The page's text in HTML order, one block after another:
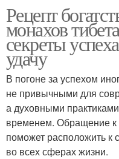
Рецепт
монахов
секреты
удачу
В погоне за успехом
не привычными для
а духовными
временем. Обращение к
поможет расположить к
во всех сферах жизни.